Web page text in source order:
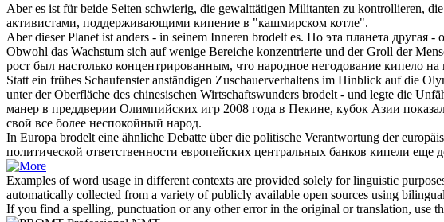
Aber es ist für beide Seiten schwierig, die gewalttätigen Militanten zu kontrollieren,
активистами, поддерживающими кипение в "кашмирском котле".
Aber dieser Planet ist anders - in seinem Inneren brodelt es. Но эта планета другая -
Obwohl das Wachstum sich auf wenige Bereiche konzentrierte und der Groll der
рост был настолько концентрированным, что народное негодование кипело на
Statt ein frühes Schaufenster anständigen Zuschauerverhaltens im Hinblick auf die
unter der Oberfläche des chinesischen Wirtschaftswunders brodelt - und legte die
манер в преддверии Олимпийских игр 2008 года в Пекине, кубок Азии показал
свой все более неспокойный народ.
In Europa brodelt eine ähnliche Debatte über die politische Verantwortung der
политической ответственности европейских центральных банков кипели еще
Examples of word usage in different contexts are provided solely for linguistic
automatically collected from a variety of publicly available open sources using
If you find a spelling, punctuation or any other error in the original or translation, use